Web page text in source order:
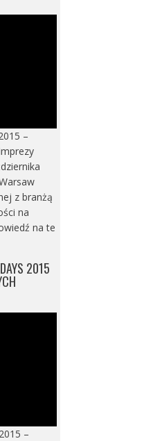
–
z branżą
na
na te
2015
–